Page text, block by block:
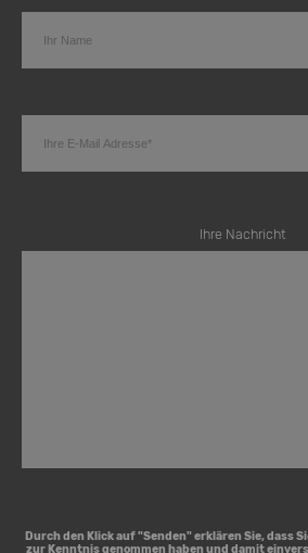
Ihre Nachricht
Durch den Klick auf "Senden" erklären Sie, dass
zur Kenntnis genommen haben und damit